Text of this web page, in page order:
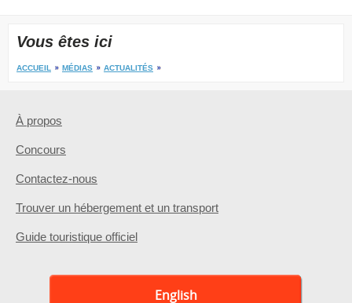
Vous êtes ici
ACCUEIL MÉDIAS ACTUALITÉS
À propos
Concours
Contactez-nous
Trouver un hébergement et un transport
Guide touristique officiel
English